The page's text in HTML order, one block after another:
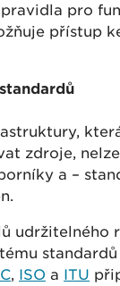
pro
přístup
zdroje,
a –
udržitelného
, ISO a ITU